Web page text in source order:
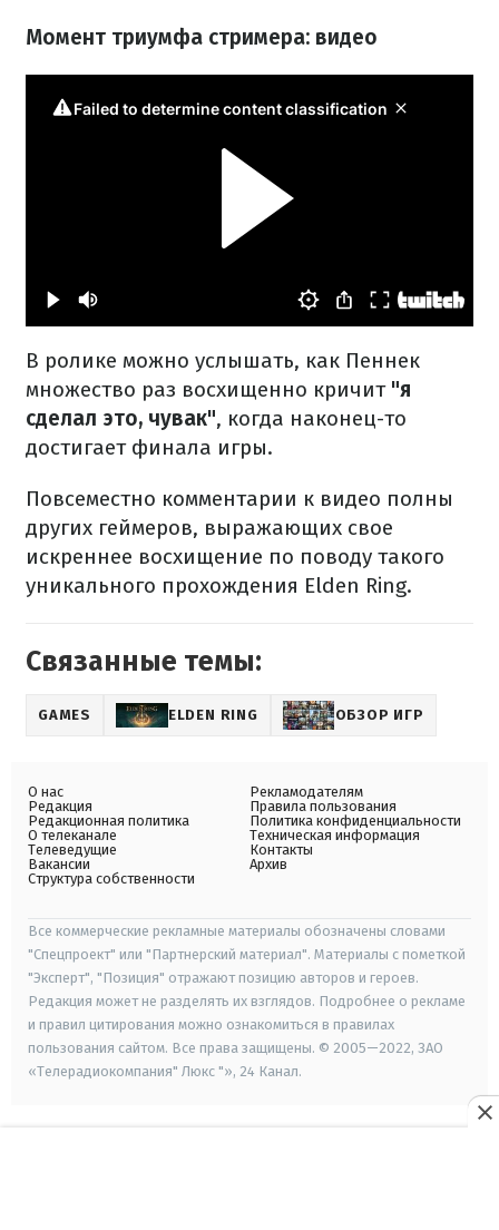
Момент триумфа стримера: видео
В ролике можно услышать, как Пеннек
множество раз восхищенно кричит"я
сделал это, чувак", когда наконец-то
достигает финала игры.
Повсеместно комментарии к видео полны
других геймеров, выражающих свое
искреннее восхищение по поводу такого
уникального прохождения Elden Ring.
Связанные темы:
GAMES ELDEN RING ОБЗОР ИГР
О нас
Редакция
Редакционная политика
О телеканале
Телеведущие
Вакансии
Структура собственности
Рекламодателям
Правила пользования
Политика конфиденциальности
Техническая информация
Контакты
Архив
Все коммерческие рекламные материалы обозначены словами
"Спецпроект" или "Партнерский материал". Материалы с пометкой
"Эксперт", "Позиция" отражают позицию авторов и героев.
Редакция может не разделять их взглядов. Подробнее о рекламе
и правил цитирования можно ознакомиться в правилах
пользования сайтом. Все права защищены. © 2005—2022, ЗАО
«Телерадиокомпания" Люкс "», 24 Канал.